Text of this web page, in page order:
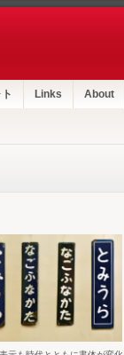
Links About